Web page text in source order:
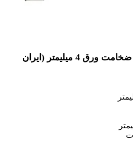
منبع کوئل دار 400 لیتری ضخامت ورق 4 میلیمتر (ایران